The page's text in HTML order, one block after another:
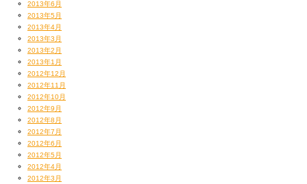
2013年6月
2013年5月
2013年4月
2013年3月
2013年2月
2013年1月
2012年12月
2012年11月
2012年10月
2012年9月
2012年8月
2012年7月
2012年6月
2012年5月
2012年4月
2012年3月